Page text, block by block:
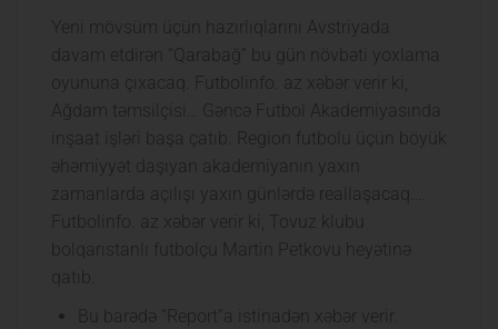
Yeni mövsüm üçün hazırlıqlarını Avstriyada
davam etdirən “Qarabağ” bu gün növbəti yoxlama
oyununa çıxacaq. Futbolinfo. az xəbər verir ki,
Ağdam təmsilçisi… Gəncə Futbol Akademiyasında
inşaat işləri başa çatıb. Region futbolu üçün böyük
əhəmiyyət daşıyan akademiyanın yaxın
zamanlarda açılışı yaxın günlərdə reallaşacaq….
Futbolinfo. az xəbər verir ki, Tovuz klubu
bolqarıstanlı futbolçu Martin Petkovu heyətinə
qatıb.
Bu barədə “Report”a istinadən xəbər verir.